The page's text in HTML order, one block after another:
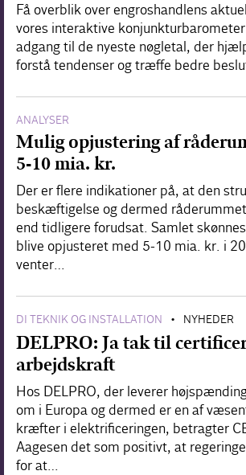
Få overblik over engroshandlens
vores interaktive
adgang til de nyeste nøgletal, der
forstå tendenser og træffe bedre
ANALYSER
Mulig opjustering af
5-10 mia. kr.
Der er flere indikationer på, at den
beskæftigelse og dermed
end tidligere forudsat. Samlet
blive opjusteret med 5-10 mia. kr. i
venter…
DI TEKNIK OG INSTALLATION • NYHEDER
DELPRO: Ja tak til
arbejdskraft
Hos DELPRO, der leverer
om i Europa og dermed er en af
kræfter i elektrificeringen, betragter
Aagesen det som positivt, at
for at…